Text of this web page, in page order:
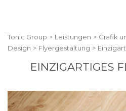
Tonic Group > Leistungen > Grafik
Design > Flyergestaltung >
EINZIGARTIGES